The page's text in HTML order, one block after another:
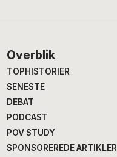
Footer
Overblik
TOPHISTORIER
SENESTE
DEBAT
PODCAST
POV STUDY
SPONSOREREDE ARTIKLER